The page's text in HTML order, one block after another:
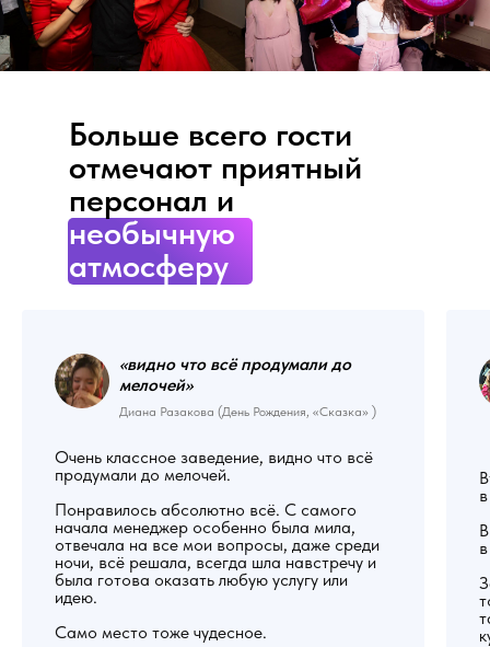
Больше всего гости
отмечают приятный
персонал и
необычную
атмосферу
«видно что всё продумали до
мелочей»
Диана Разакова (День Рождения, «Сказка» )
Очень классное заведение, видно что всё
продумали до мелочей.
Понравилось абсолютно всё. С самого
начала менеджер особенно была мила,
отвечала на все мои вопросы, даже среди
ночи, всё решала, всегда шла навстречу и
была готова оказать любую услугу или
идею.
Само место тоже чудесное.